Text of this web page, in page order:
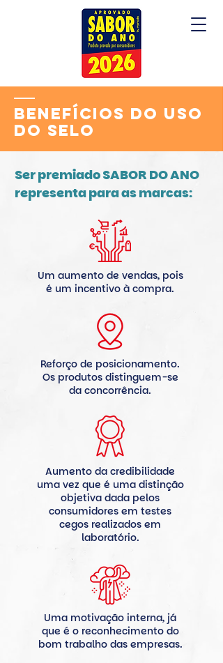
BENEFÍCIOS DO USO
DO SELO
Ser premiado SABOR DO ANO
representa para as marcas:
Um aumento de vendas, pois
é um incentivo à compra.
Reforço de posicionamento.
Os produtos distinguem-se
da concorrência.
Aumento da credibilidade
uma vez que é uma distinção
objetiva dada pelos
consumidores em testes
cegos realizados em
laboratório.
Uma motivação interna, já
que é o reconhecimento do
bom trabalho das empresas.